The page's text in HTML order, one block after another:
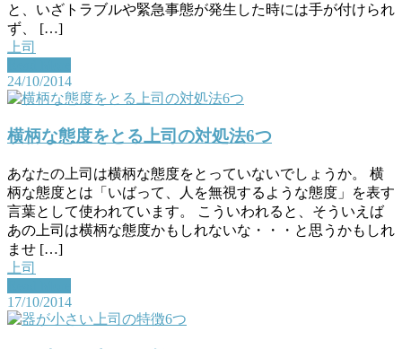
と、いざトラブルや緊急事態が発生した時には手が付けられ
ず、 […]
上司
24/10/2014
横柄な態度をとる上司の対処法6つ
あなたの上司は横柄な態度をとっていないでしょうか。 横
柄な態度とは「いばって、人を無視するような態度」を表す
言葉として使われています。 こういわれると、そういえば
あの上司は横柄な態度かもしれないな・・・と思うかもしれ
ませ […]
上司
17/10/2014